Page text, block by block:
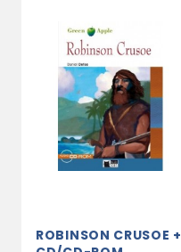
ROBINSON CRUSOE +